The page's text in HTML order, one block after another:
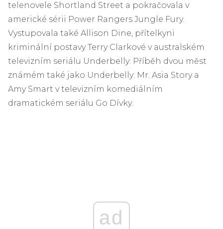
telenovele Shortland Street a pokračovala v
americké sérii Power Rangers Jungle Fury.
Vystupovala také Allison Dine, přítelkyni
kriminální postavy Terry Clarkové v australském
televizním seriálu Underbelly: Příběh dvou měst
známém také jako Underbelly: Mr. Asia Story a
Amy Smart v televizním komediálním
dramatickém seriálu Go Dívky.
ad